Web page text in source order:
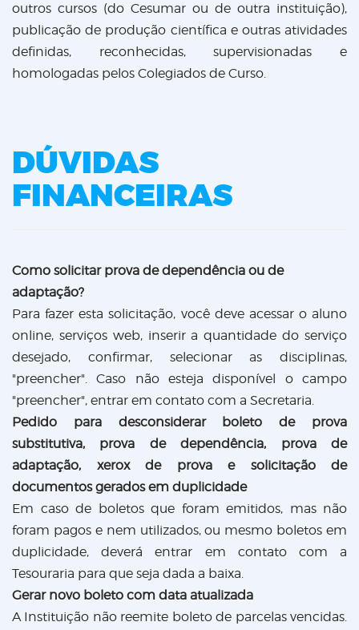
outros cursos (do Cesumar ou de outra instituição),
publicação de produção científica e outras atividades
definidas, reconhecidas, supervisionadas e
homologadas pelos Colegiados de Curso.
DÚVIDAS
FINANCEIRAS
Como solicitar prova de dependência ou de
adaptação?
Para fazer esta solicitação, você deve acessar o aluno
online, serviços web, inserir a quantidade do serviço
desejado, confirmar, selecionar as disciplinas,
"preencher". Caso não esteja disponível o campo
"preencher", entrar em contato com a Secretaria.
Pedido para desconsiderar boleto de prova
substitutiva, prova de dependência, prova de
adaptação, xerox de prova e solicitação de
documentos gerados em duplicidade
Em caso de boletos que foram emitidos, mas não
foram pagos e nem utilizados, ou mesmo boletos em
duplicidade, deverá entrar em contato com a
Tesouraria para que seja dada a baixa.
Gerar novo boleto com data atualizada
A Instituição não reemite boleto de parcelas vencidas.